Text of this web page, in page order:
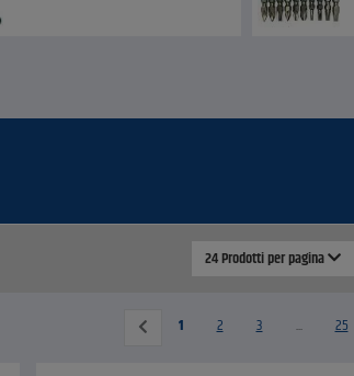
24 Prodotti per pagina
1 2 3 ... 25